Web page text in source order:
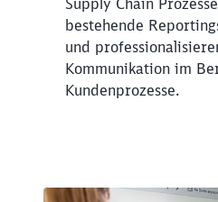
Supply Chain
bestehende
und
Kommunikation im
Kundenprozesse.